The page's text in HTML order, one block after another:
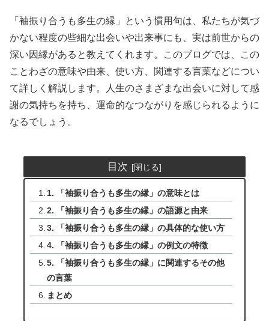
「袖振り合うも多生の縁」という慣用句は、私たちが気づ
かない程度の些細な出会いや出来事にも、実は前世からの
深い因縁があると教えてくれます。このブログでは、この
ことわざの意味や由来、使い方、関連する言葉などについ
て詳しく解説します。人生のさまざまな出会いに対して感
謝の気持ちを持ち、運命的なつながりを感じられるように
なるでしょう。
目次
1. 「袖振り合うも多生の縁」の意味とは
2. 「袖振り合うも多生の縁」の語源と由来
3. 「袖振り合うも多生の縁」の具体的な使い方
4. 「袖振り合うも多生の縁」の例文の特徴
5. 「袖振り合うも多生の縁」に関連するその他
の言葉
まとめ